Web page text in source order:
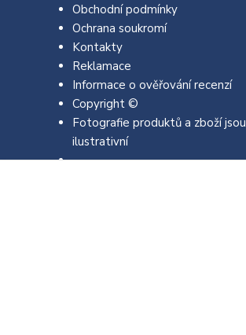
Obchodní podmínky
Ochrana soukromí
Kontakty
Reklamace
Informace o ověřování recenzí
Copyright ©
Fotografie produktů a zboží jsou
ilustrativní